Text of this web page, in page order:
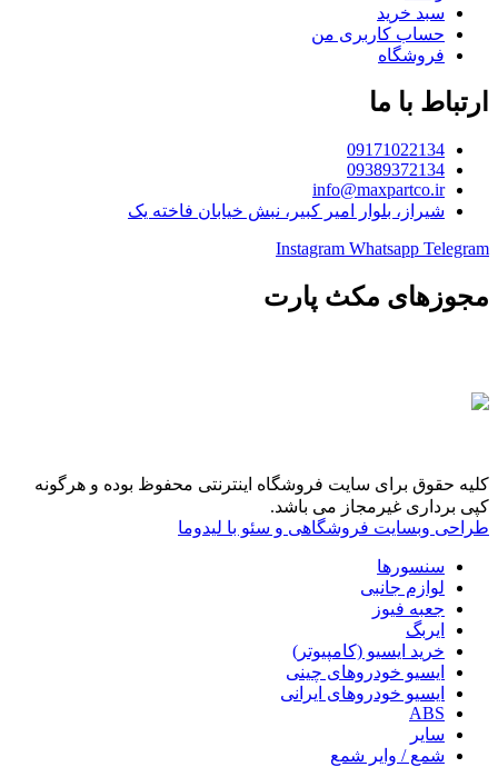
سبد خرید
حساب کاربری من
فروشگاه
ارتباط با ما
09171022134
09389372134
info@maxpartco.ir
شیراز، بلوار امیر کبیر، نبش خیابان فاخته یک
Instagram Whatsapp Telegram
مجوزهای مکث پارت
کلیه حقوق برای سایت فروشگاه اینترنتی محفوظ بوده و هرگونه
کپی برداری غیرمجاز می باشد.
طراحی وبسایت فروشگاهی و سئو با لیدوما
سنسورها
لوازم جانبی
جعبه فیوز
ایربگ
خرید ایسیو (کامپیوتر)
ایسیو خودروهای چینی
ایسیو خودروهای ایرانی
ABS
سایر
شمع / وایر شمع